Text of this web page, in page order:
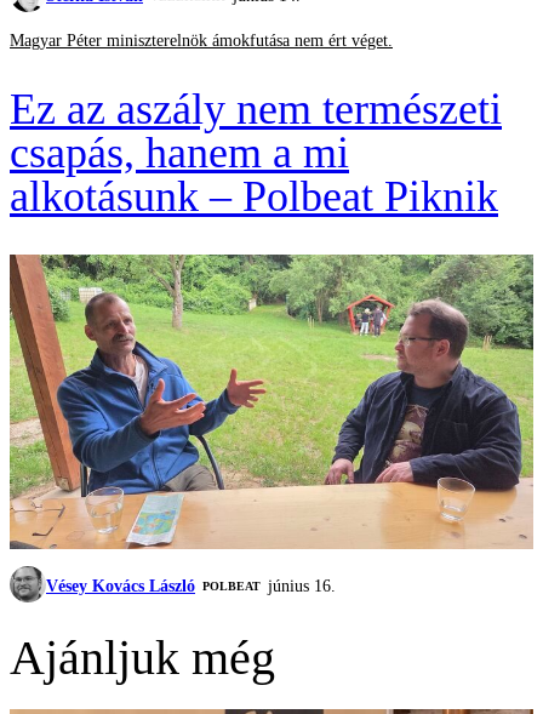
Magyar Péter miniszterelnök ámokfutása nem ért véget.
Ez az aszály nem természeti
csapás, hanem a mi
alkotásunk – Polbeat Piknik
Vésey Kovács László ‎POLBEAT június 16.
Ajánljuk még